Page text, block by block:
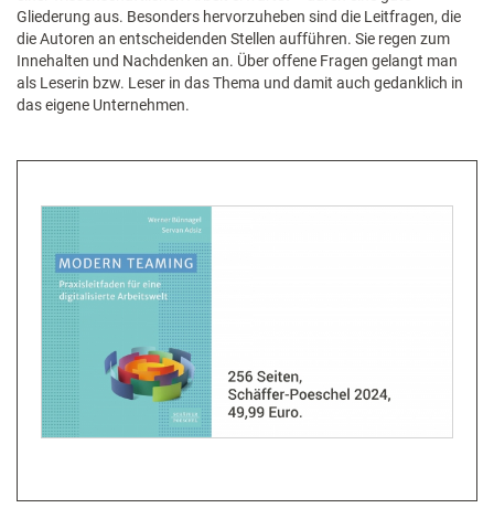
Gliederung aus. Besonders hervorzuheben sind die Leitfragen, die
die Autoren an entscheidenden Stellen aufführen. Sie regen zum
Innehalten und Nachdenken an. Über offene Fragen gelangt man
als Leserin bzw. Leser in das Thema und damit auch gedanklich in
das eigene Unternehmen.